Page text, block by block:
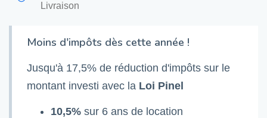
Livraison
Moins d'impôts dès cette année !
Jusqu'à 17,5% de réduction d'impôts sur le
montant investi avec la Loi Pinel
10,5% sur 6 ans de location